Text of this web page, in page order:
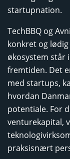
startupnation.
TechBBQ og
konkret og
økosystem står
fremtiden. Det
med startups,
hvordan
potentiale. For
venturekapital,
praksisnært